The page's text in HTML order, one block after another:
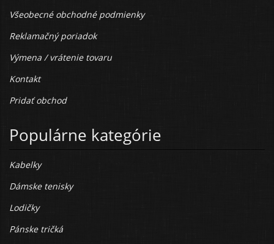
Všeobecné obchodné podmienky
Reklamačný poriadok
Výmena / vrátenie tovaru
Kontakt
Pridať obchod
Populárne kategórie
Kabelky
Dámske tenisky
Lodičky
Pánske tričká